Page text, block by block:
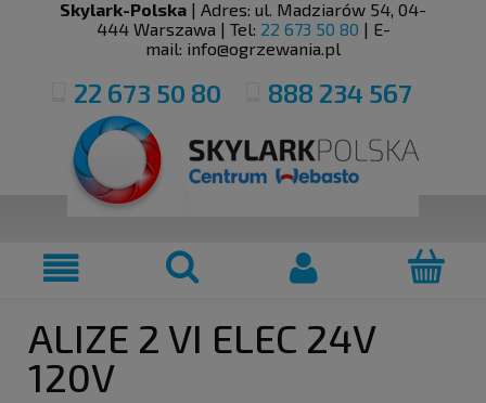
Skylark-Polska | Adres: ul. Madziarów 54, 04-
444 Warszawa | Tel: 22 673 50 80 | E-
mail: info@ogrzewania.pl
22 673 50 80 888 234 567
ALIZE 2 VI ELEC 24V
120V